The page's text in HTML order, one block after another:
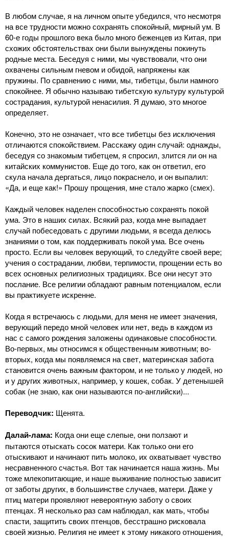
В любом случае, я на личном опыте убедился, что несмотря
на все трудности можно сохранять спокойный, мирный ум. В
60-е годы прошлого века было много беженцев из Китая, при
схожих обстоятельствах они были вынуждены покинуть
родные места. Беседуя с ними, мы чувствовали, что они
охвачены сильным гневом и обидой, напряжены как
пружины. По сравнению с ними, мы, тибетцы, были намного
спокойнее. Я обычно называю тибетскую культуру культурой
сострадания, культурой ненасилия. Я думаю, это многое
определяет.
Конечно, это не означает, что все тибетцы без исключения
отличаются спокойствием. Расскажу один случай: однажды,
беседуя со знакомым тибетцем, я спросил, злится ли он на
китайских коммунистов. Еще до того, как он ответил, его
скула начала дергаться, лицо покраснело, и он выпалил:
«Да, и еще как!» Прошу прощения, мне стало жарко (смех).
Каждый человек наделен способностью сохранять покой
ума. Это в наших силах. Всякий раз, когда мне выпадает
случай побеседовать с другими людьми, я всегда делюсь
знаниями о том, как поддерживать покой ума. Все очень
просто. Если вы человек верующий, то следуйте своей вере;
учения о сострадании, любви, терпимости, прощении есть во
всех основных религиозных традициях. Все они несут это
послание. Все религии обладают равным потенциалом, если
вы практикуете искренне.
Когда я встречаюсь с людьми, для меня не имеет значения,
верующий передо мной человек или нет, ведь в каждом из
нас с самого рождения заложены одинаковые способности.
Во-первых, мы относимся к общественным животным; во-
вторых, когда мы появляемся на свет, материнская забота
становится очень важным фактором, и не только у людей, но
и у других животных, например, у кошек, собак. У детенышей
собак (не знаю, как они называются по-английски)...
Переводчик: Щенята.
Далай-лама: Когда они еще слепые, они ползают и
пытаются отыскать сосок матери. Как только они его
отыскивают и начинают пить молоко, их охватывает чувство
несравненного счастья. Вот так начинается наша жизнь. Мы
тоже млекопитающие, и наше выживание полностью зависит
от заботы других, в большинстве случаев, матери. Даже у
птиц матери проявляют невероятную заботу о своих
птенцах. Я несколько раз сам наблюдал, как мать, чтобы
спасти, защитить своих птенцов, бесстрашно рисковала
своей жизнью. Религия не имеет к этому никакого отношения,